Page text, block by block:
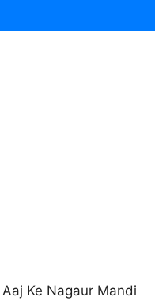
Ke Nagaur Mandi